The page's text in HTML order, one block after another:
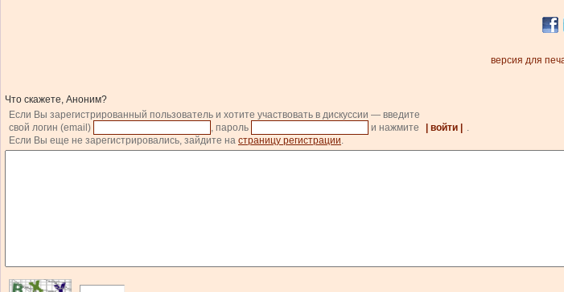
версия для
Что скажете, Аноним?
Если Вы зарегистрированный пользователь и хотите участвовать в дискуссии — введите
свой логин (email)
, пароль и нажмите | войти |
.
Если Вы еще не зарегистрировались, зайдите на страницу регистрации.